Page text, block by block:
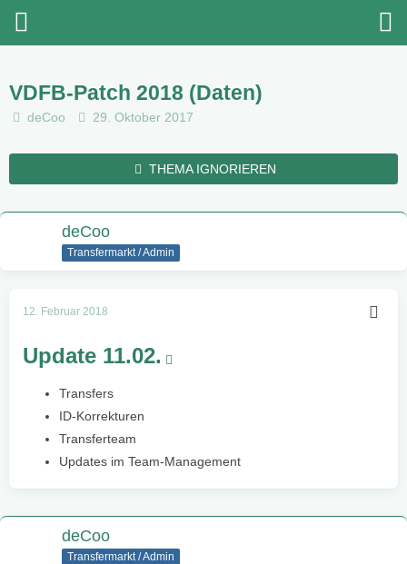
VDFB-Patch 2018 (Daten)
deCoo 29. Oktober 2017
THEMA IGNORIEREN
deCoo
Transfermarkt / Admin
12. Februar 2018
Update 11.02.
Transfers
ID-Korrekturen
Transferteam
Updates im Team-Management
deCoo
Transfermarkt / Admin